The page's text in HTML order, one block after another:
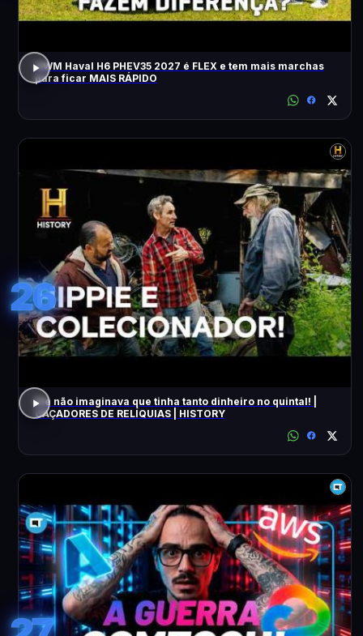
GWM Haval H6 PHEV35 2027 é FLEX e tem mais marchas
para ficar MAIS RÁPIDO
26
Ele não imaginava que tinha tanto dinheiro no quintal! |
CAÇADORES DE RELÍQUIAS | HISTORY